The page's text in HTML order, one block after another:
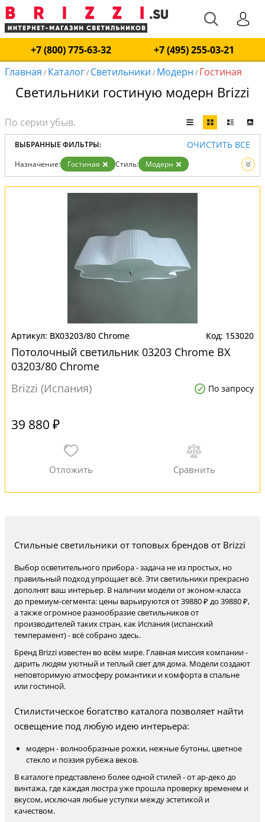
+7 (800) 775-63-32
+7 (495) 255-03-21
Главная / Каталог/ Светильники / Модерн / Гостиная
Светильники гостиную модерн Brizzi
ВЫБРАННЫЕ ФИЛЬТРЫ: ОЧИСТИТЬ ВСЕ
Назначение: Гостиная Стиль:
Модерн
Вид:
Светильники
BX03203/80 Chrome 153020
Потолочный светильник 03203 Chrome BX
03203/80 Chrome
Brizzi (Испания)
По запросу
39 880 ₽
Стильные светильники от топовых брендов от Brizzi
Выбор осветительного прибора - задача не из простых, но
правильный подход упрощает всё. Эти светильники прекрасно
дополнят ваш интерьер. В наличии модели от эконом-класса
до премиум-сегмента: цены варьируются от 39880 ₽ до 39880 ₽,
а также огромное разнообразие светильников от
производителей таких стран, как Испания (испанский
темперамент) - всё собрано здесь.
Бренд Brizzi известен во всём мире. Главная миссия компании -
дарить людям уютный и теплый свет для дома. Модели создают
неповторимую атмосферу романтики и комфорта в спальне
или гостиной.
Стилистическое богатство каталога позволяет найти
освещение под любую идею интерьера:
модерн - волнообразные рожки, нежные бутоны, цветное
стекло и поэзия рубежа веков.
В каталоге представлено более одной стилей - от ар-деко до
винтажа, где каждая люстра уже прошла проверку временем и
вкусом, исключая любые уступки между эстетикой и
качеством.